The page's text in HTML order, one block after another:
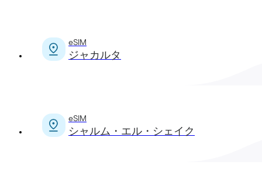
eSIM
ジャカルタ
eSIM
シャルム・エル・シェイク